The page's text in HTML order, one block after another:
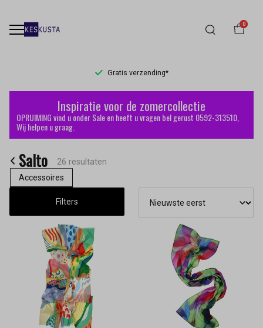
0
Gratis verzending*
Salto
Keskusta
Inspiratie voor de zomercollectie
OPRUIMING vind u onder Sale en heeft u vragen bel gerust 0592-313510,
Wij helpen u graag.
Salto
26 resultaten
Accessoires
Filters